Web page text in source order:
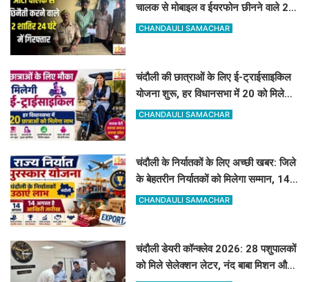
चालक से मोबाइल व ईयरफोन छीनने वाले 2
अभियुक्त 24 घंटे में गिरफ्तार
CHANDAULI SAMACHAR
चंदौली की छात्राओं के लिए ई-ट्राईसाइकिल
योजना शुरू, हर विधानसभा में 20 को मिलेगा
लाभ
CHANDAULI SAMACHAR
चंदौली के निर्यातकों के लिए अच्छी खबर: जिले
के बेहतरीन निर्यातकों को मिलेगा सम्मान, 14
अगस्त तक करें आवेदन
CHANDAULI SAMACHAR
चंदौली डेयरी कॉन्क्लेव 2026: 28 पशुपालकों
को मिले सेलेक्शन लेटर, नंद बाबा मिशन और